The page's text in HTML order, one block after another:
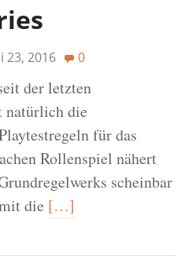
23, 2016 0
der letzten
natürlich die
für das
Rollenspiel nähert
scheinbar
die […]